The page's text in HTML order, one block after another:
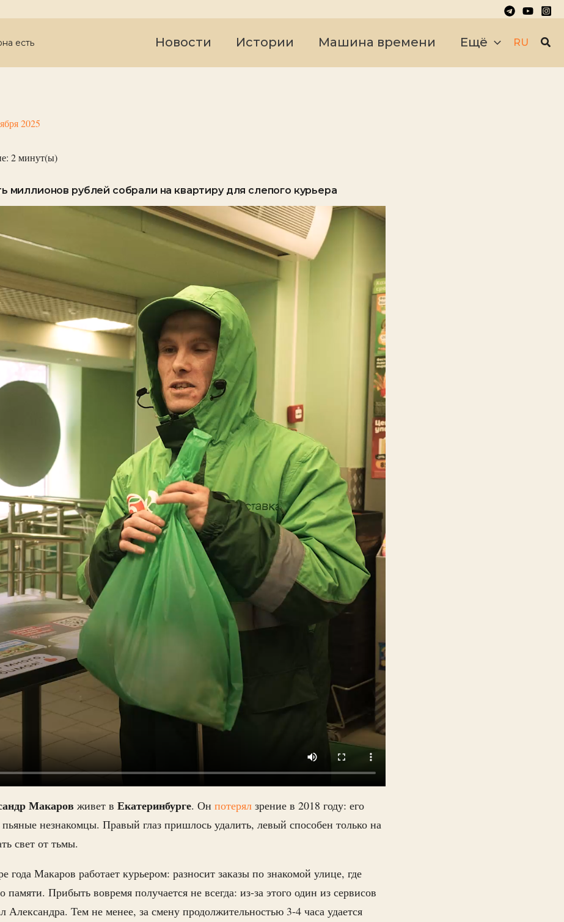
есть Новости Истории Машина времени Ещё RU
2025
2минут(ы)
миллионов рублей собрали на квартиру для слепого курьера
Макаров живет в Екатеринбурге. Он потерял зрение в 2018 году: его
незнакомцы. Правый глаз пришлось удалить, левый способен только на
свет от тьмы.
года Макаров работает курьером: разносит заказы по знакомой улице, где
памяти. Прибыть вовремя получается не всегда: из-за этого один из сервисов
Александра. Тем не менее, за смену продолжительностью 3-4 часа удается